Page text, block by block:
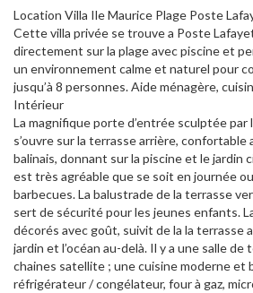
Location Villa Ile Maurice Plage Poste
Cette villa privée se trouve a Poste
directement sur la plage avec piscine et
un environnement calme et naturel pour
jusqu’à 8 personnes. Aide ménagère,
Intérieur
La magnifique porte d’entrée sculptée par
s’ouvre sur la terrasse arrière, confortable
balinais, donnant sur la piscine et le jardin
est très agréable que se soit en journée
barbecues. La balustrade de la terrasse
sert de sécurité pour les jeunes enfants.
décorés avec goût, suivit de la la terrasse
jardin et l’océan au-delà. Il y a une salle
chaines satellite ; une cuisine moderne et
réfrigérateur / congélateur, four à gaz,